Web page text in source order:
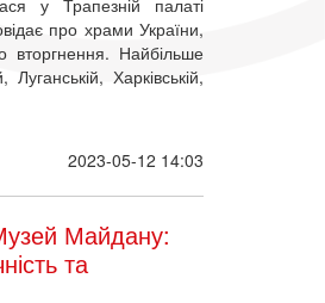
у Трапезній палаті
про храми України,
вторгнення. Найбільше
Харківській,
2023-05-12 14:03
Майдану:
та